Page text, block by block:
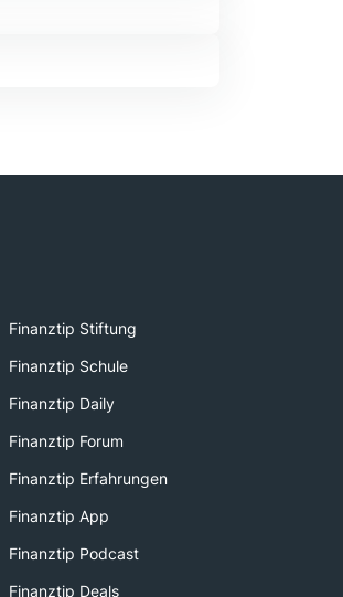
Finanztip Stiftung
Finanztip Schule
Finanztip Daily
Finanztip Forum
Finanztip Erfahrungen
Finanztip App
Finanztip Podcast
Finanztip Deals